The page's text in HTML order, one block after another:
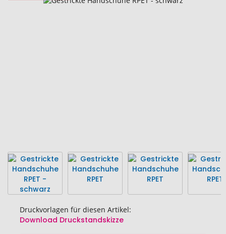
Druckvorlagen für diesen Artikel:
Download Druckstandskizze